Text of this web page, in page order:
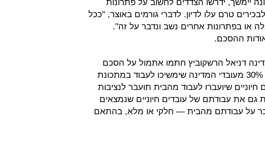
יימשך, ידרשו הצדדים לחשוב על פתרונות
טרם עלו לדיון. לדברי גורמים באוצר, "ככל
או בפתרונות אחרים נשב ונדבר על זה".
ההסכם.
דניאל הרשקוביץ חתמו אתמול על הסכם
הנחיות המסדיר את עבודתם של 30% מעובדי המדינה שימשיכו לעבוד במתכונת
שיועברו לעבוד מהבית תועבר לנציבות
גם את עבודתם של עובדים חיוניים שנמצאים
על עבודתם מהבית — חלקי או מלא, בהתאם